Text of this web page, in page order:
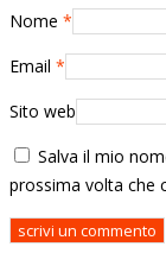
Nome *
Email *
Sito web
Salva il mio
prossima volta che